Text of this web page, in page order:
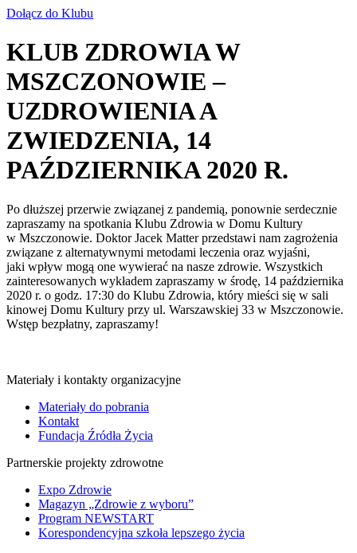
Dołącz do Klubu
KLUB ZDROWIA W
MSZCZONOWIE –
UZDROWIENIA A
ZWIEDZENIA, 14
PAŹDZIERNIKA 2020 R.
Po dłuższej przerwie związanej z pandemią, ponownie serdecznie
zapraszamy na spotkania Klubu Zdrowia w Domu Kultury
w Mszczonowie. Doktor Jacek Matter przedstawi nam zagrożenia
związane z alternatywnymi metodami leczenia oraz wyjaśni,
jaki wpływ mogą one wywierać na nasze zdrowie. Wszystkich
zainteresowanych wykładem zapraszamy w środę, 14 października
2020 r. o godz. 17:30 do Klubu Zdrowia, który mieści się w sali
kinowej Domu Kultury przy ul. Warszawskiej 33 w Mszczonowie.
Wstęp bezpłatny, zapraszamy!
Materiały i kontakty organizacyjne
Materiały do pobrania
Kontakt
Fundacja Źródła Życia
Partnerskie projekty zdrowotne
Expo Zdrowie
Magazyn „Zdrowie z wyboru”
Program NEWSTART
Korespondencyjna szkoła lepszego życia